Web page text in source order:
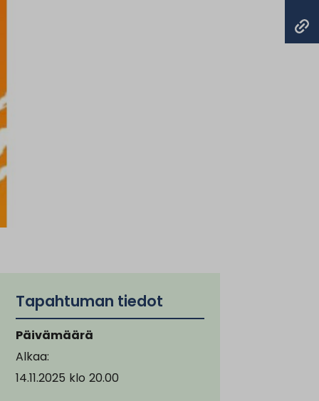
Tapahtuman tiedot
Päivämäärä
Alkaa:
14.11.2025 klo 20.00